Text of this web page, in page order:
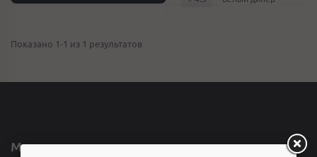
Показано 1-1 из 1 результатов
Меню